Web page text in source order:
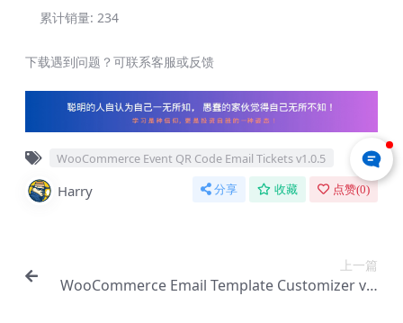
累计销量: 234
下载遇到问题？可联系客服或反馈
WooCommerce Event QR Code Email Tickets v1.0.5
Harry 分享 收藏 点赞(0)
上一篇
WooCommerce Email Template Customizer v1.